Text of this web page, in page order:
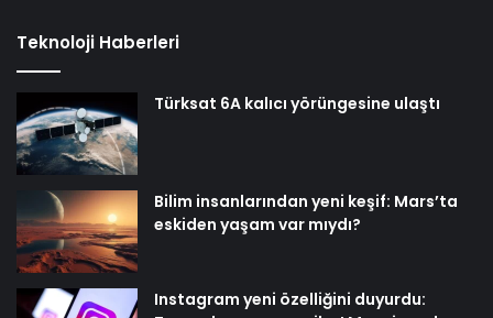
Teknoloji Haberleri
Türksat 6A kalıcı yörüngesine ulaştı
Bilim insanlarından yeni keşif: Mars’ta
eskiden yaşam var mıydı?
Instagram yeni özelliğini duyurdu: